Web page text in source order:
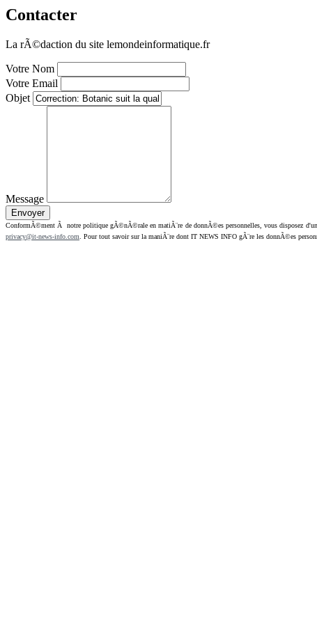
Contacter
La rÃ©daction du site lemondeinformatique.fr
Votre Nom
Votre Email
Objet
Message
ConformÃ©ment Ã notre politique gÃ©nÃ©rale en matiÃ¨re de donnÃ©es personnelles, vous disposez
privacy@it-news-info.com . Pour tout savoir sur la maniÃ¨re dont IT NEWS INFO gÃ¨re les donnÃ©es